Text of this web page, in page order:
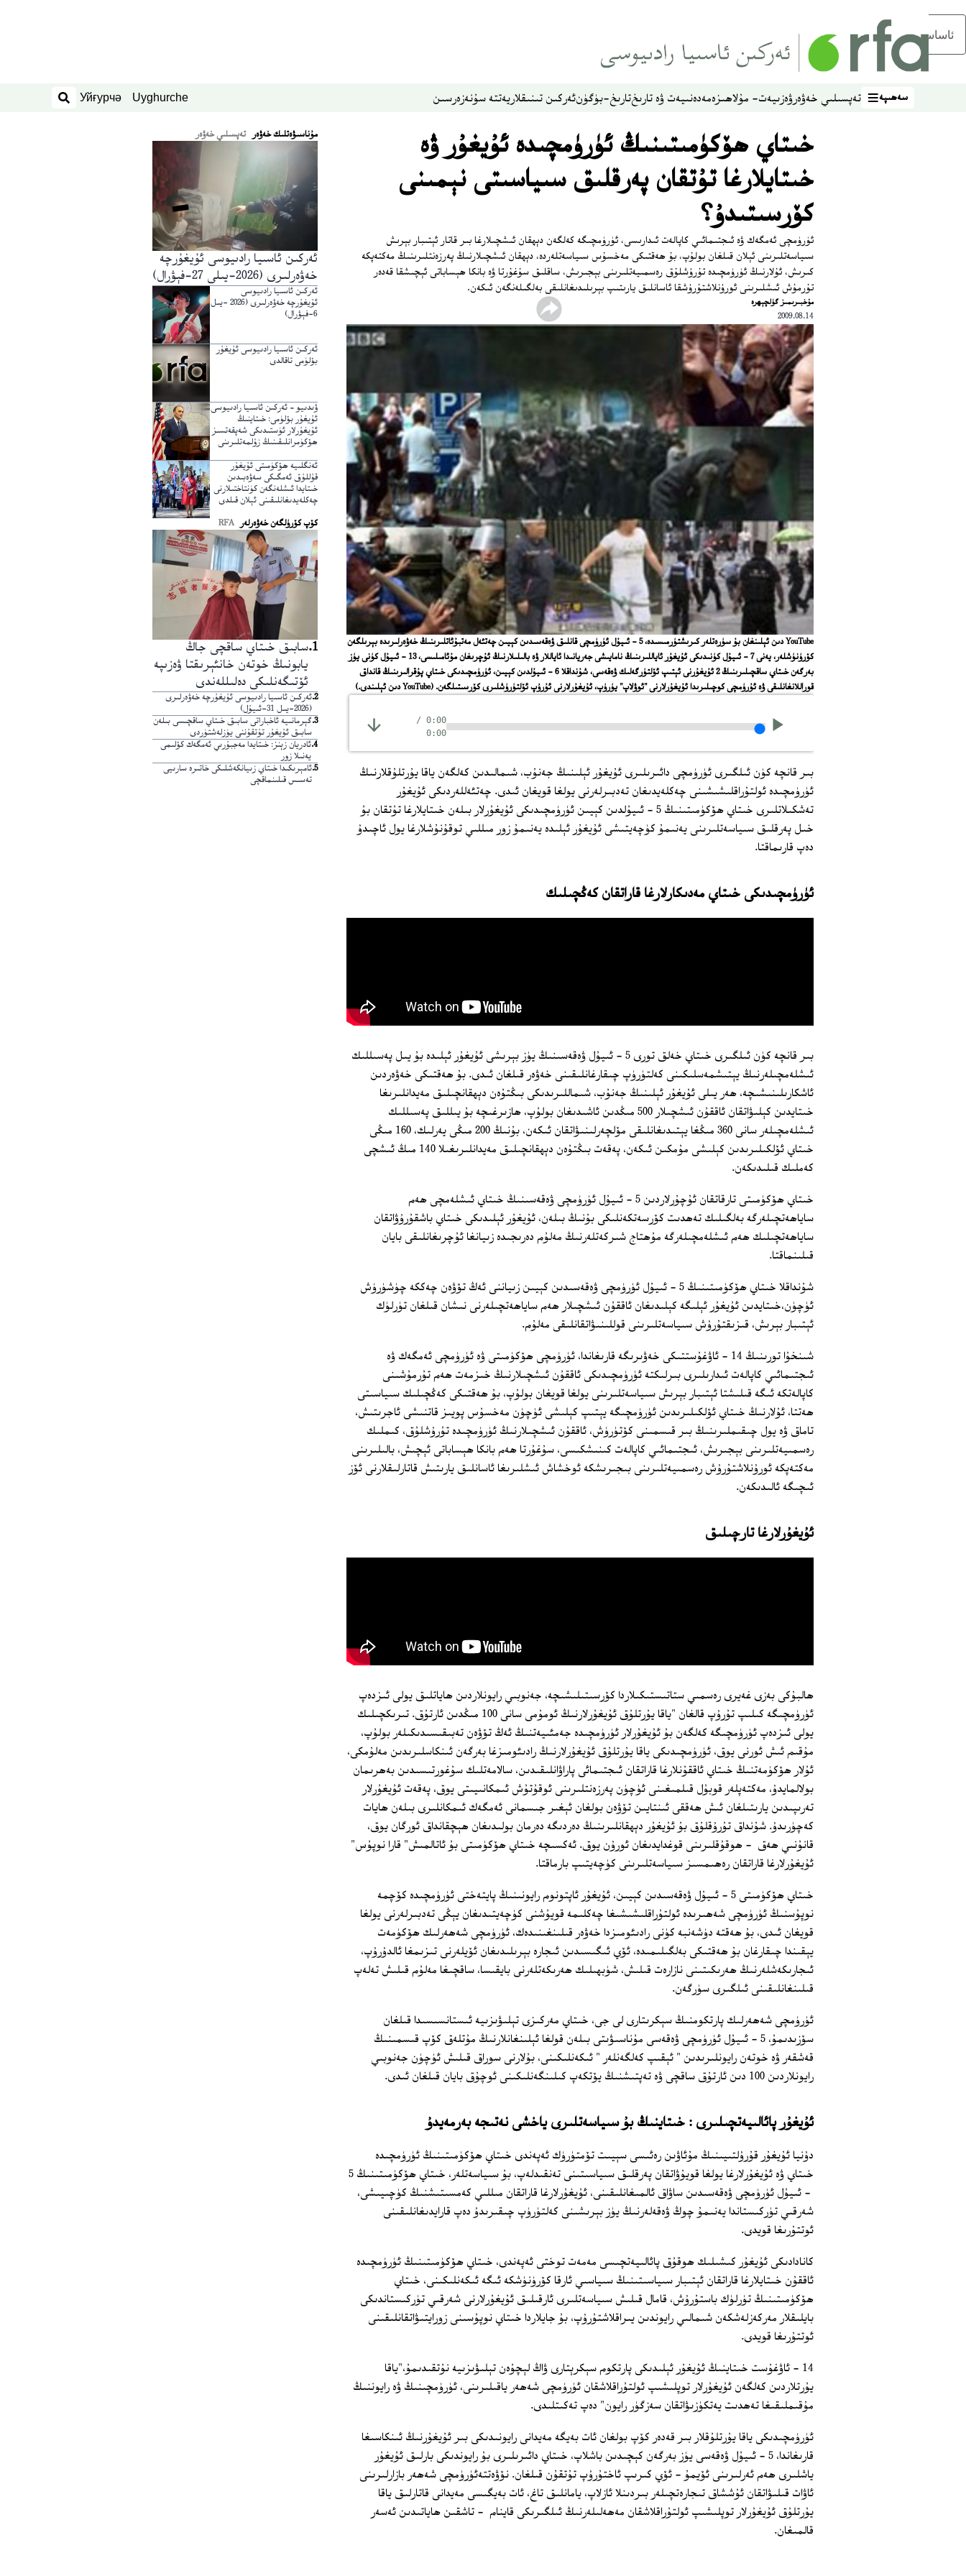
ئاساسلىق مەزمۇنغا ئاتلاڭ
سەھىپە
سەھىپە تەپسىلىي خەۋەرۋەزىيەت- مۇلاھىزەمەدەنىيەت ۋە تارىختارىخ-بۈگۈنئەركىن تىنىقلاريەتتە سۇنەزەرسىن Uyghurche
Уйғурчә
ئىزدەش
خىتاي ھۆكۈمىتىنىڭ ئۈرۈمچىدە ئۇيغۇر ۋە
خىتايلارغا تۇتقان پەرقلىق سىياسىتى نېمىنى
كۆرسىتىدۇ؟
ئۈرۈمچى ئەمگەك ۋە ئىجتىمائىي كاپالەت ئىدارىسى، ئۈرۈمچىگە كەلگەن دېھقان ئىشچىلارغا بىر قاتار ئېتىبار بېرىش
سىياسەتلىرىنى ئېلان قىلغان بولۇپ، بۇ ھەقتىكى مەخسۇس سىياسەتلەردە، دېھقان ئىشچىلارنىڭ پەرزەنتلىرىنىڭ مەكتەپكە
كىرىش، ئۇلارنىڭ ئۈرۈمچىدە تۇرۇشلۇق رەسمىيەتلىرىنى بېجىرىش، ساقلىق سۇغۇرتا ۋە بانكا ھېساباتى ئېچىشقا قەدەر
تۇرمۇش ئىشلىرىنى ئورۇنلاشتۇرۇشقا ئاسانلىق يارىتىپ بېرىلىدىغانلىقى بەلگىلەنگەن ئىكەن.
ﻣﯘﺧﺒﯩﺮﯨﻤﯩﺰ ﮔﯜﻟﭽﯧﻬﺮﻩ
2009.08.14
YouTube ﺩﯨﻦ ﺋﯧﻠﯩﻨﻐﺎﻥ ﺑﯘ ﺳﯜﺭﻩﺗﻠﻪﺭ ﻛﯩﺮﯨﺸﺘﯜﺭﻣﯩﺴﯩﺪﻩ، 5 - ﺋﯩﻴﯘﻝ ﺋﯜﺭﯛﻣﭽﻰ ﻗﺎﻧﻠﯩﻖ ﯞﻩﻗﻪﺳﯩﺪﯨﻦ ﻛﯧﻴﯩﻦ ﭼﻪﺗﺌﻪﻝ ﻣﻪﺗﺒﯘﺋﺎﺗﻠﯩﺮﯨﻨﯩﯔ ﺧﻪﯞﻩﺭﻟﯩﺮﯨﺪﻩ ﺑﯧﺮﯨﻠﮕﻪﻥ
ﻛﯚﺭﯛﻧﯜﺷﻠﻪﺭ، ﻳﻪﻧﻰ 7 - ﺋﯩﻴﯘﻝ ﻛﯜﻧﯩﺪﯨﻜﻰ ﺋﯘﻳﻐﯘﺭ ﺋﺎﻳﺎﻟﻠﯩﺮﯨﻨﯩﯔ ﻧﺎﻣﺎﻳﯩﺸﻰ ﺟﻪﺭﻳﺎﻧﯩﺪﺍ ﺋﺎﻳﺎﻟﻼﺭ ﯞﻩ ﺑﺎﻟﯩﻠﯩﻼﺭﻧﯩﯔ ﺋﯘﭼﺮﯨﻐﺎﻥ ﻣﯘﺋﺎﻣﯩﻠﯩﺴﻰ، 13 - ﺋﯩﻴﯘﻝ ﻛﯜﻧﻰ ﻳﯜﺯ
ﺑﻪﺭﮔﻪﻥ ﺧﯩﺘﺎﻱ ﺳﺎﻗﭽﯩﻠﯩﺮﯨﻨﯩﯔ 2 ﺋﯘﻳﻐﯘﺭﻧﻰ ﺋﯧﺘﯩﭗ ﺋﯚﻟﺘﯜﺭﮔﻪﻟﯩﻚ ﯞﻩﻗﻪﺳﻰ، ﺷﯘﻧﺪﺍﻗﻼ 6 - ﺋﯩﻴﯘﻟﺪﯨﻦ ﻛﯧﻴﯩﻦ، ﺋﯜﺭﯛﻣﭽﯩﺪﯨﻜﻰ ﺧﯩﺘﺎﻱ ﭘﯘﻗﺮﺍﻟﯩﺮﯨﻨﯩﯔ ﻗﺎﻧﺪﺍﻕ
ﻗﻮﺭﺍﻟﻼﻧﻐﺎﻧﻠﯩﻘﻰ ﯞﻩ ﺋﯘﺭﯛﻣﭽﻰ ﻛﻮﭼﯩﻠﯩﺮﯨﺪﺍ ﺋﯘﻳﻐﯘﺭﻻﺭﻧﻰ "ﺋﻮﯞﻻﭖ" ﻳﯜﺭﯛﭖ، ﺋﯘﻳﻐﯘﺭﻻﺭﻧﻰ ﺋﯘﺭﯗﭖ ﺋﯚﻟﺘﯜﺭﯛﺷﻠﯩﺮﻯ ﻛﯚﺭﺳﯩﺘﯩﻠﮕﻪﻥ. (YouTube ﺩﯨﻦ ﺋﯧﻠﯩﻨﺪﻯ.)
0:00
/
0:00
بىر قانچە كۈن ئىلگىرى ئۈرۈمچى دائىرىلىرى ئۇيغۇر ئېلىنىڭ جەنۇب، شىمالىدىن كەلگەن ياقا يۇرتلۇقلارنىڭ
ئۈرۈمچىدە ئولتۇراقلىشىشىنى چەكلەيدىغان تەدبىرلەرنى يولغا قويغان ئىدى. چەتئەللەردىكى ئۇيغۇر
تەشكىلاتلىرى خىتاي ھۆكۈمىتىنىڭ 5 - ئىيۇلدىن كېيىن ئۈرۈمچىدىكى ئۇيغۇرلار بىلەن خىتايلارغا تۇتقان بۇ
خىل پەرقلىق سىياسەتلىرىنى يەنىمۇ كۈچەيتىشى ئۇيغۇر ئېلىدە يەنىمۇ زور مىللىي توقۇنۇشلارغا يول ئاچىدۇ
دەپ قارىماقتا.
ئۈرۈمچىدىكى خىتاي مەدىكارلارغا قاراتقان كەڭچىلىك
بىر قانچە كۈن ئىلگىرى خىتاي خەلق تورى 5 - ئىيۇل ۋەقەسىنىڭ يۈز بېرىشى ئۇيغۇر ئېلىدە بۇ يىل پەسىللىك
ئىشلەمچىلەرنىڭ يېتىشمەسلىكىنى كەلتۈرۈپ چىقارغانلىقىنى خەۋەر قىلغان ئىدى. بۇ ھەقتىكى خەۋەردىن
ئاشكارىلىنىشىچە، ھەر يىلى ئۇيغۇر ئېلىنىڭ جەنۇب، شىماللىرىدىكى بىڭتۇەن دېھقانچىلىق مەيدانلىرىغا
خىتايدىن كېلىۋاتقان ئاققۇن ئىشچىلار 500 مىڭدىن ئاشىدىغان بولۇپ، ھازىرغىچە بۇ يىللىق پەسىللىك
ئىشلەمچىلەر سانى 360 مىڭغا يېتىدىغانلىقى مۆلچەرلىنىۋاتقان ئىكەن، بۇنىڭ 200 مىڭى يەرلىك، 160 مىڭى
خىتاي ئۆلكىلىرىدىن كېلىشى مۇمكىن ئىكەن، پەقەت بىڭتۇەن دېھقانچىلىق مەيدانلىرىغىلا 140 مىڭ ئىشچى
كەملىك قىلىدىكەن.
خىتاي ھۆكۈمىتى تارقاتقان ئۇچۇرلاردىن 5 - ئىيۇل ئۈرۈمچى ۋەقەسىنىڭ خىتاي ئىشلەمچى ھەم
ساياھەتچىلەرگە بەلگىلىك تەھدىت كۆرسەتكەنلىكى بۇنىڭ بىلەن، ئۇيغۇر ئېلىدىكى خىتاي باشقۇرۇۋاتقان
ساياھەتچىلىك ھەم ئىشلەمچىلەرگە مۇھتاج شىركەتلەرنىڭ مەلۇم دەرىجىدە زىيانغا ئۇچرىغانلىقى بايان
قىلىنماقتا.
شۇنداقلا خىتاي ھۆكۈمىتىنىڭ 5 - ئىيۇل ئۈرۈمچى ۋەقەسىدىن كېيىن زىياننى ئەڭ تۆۋەن چەككە چۈشۈرۈش
ئۈچۈن،خىتايدىن ئۇيغۇر ئېلىگە كېلىدىغان ئاققۇن ئىشچىلار ھەم ساياھەتچىلەرنى نىشان قىلغان تۈرلۈك
ئېتىبار بېرىش، قىزىقتۇرۇش سىياسەتلىرىنى قوللىنىۋاتقانلىقى مەلۇم.
شىنخۇا تورىنىڭ 14 - ئاۋغۇستتىكى خەۋىرىگە قارىغاندا، ئۈرۈمچى ھۆكۈمىتى ۋە ئۈرۈمچى ئەمگەك ۋە
ئىجتىمائىي كاپالەت ئىدارىلىرى بىرلىكتە ئۈرۈمچىدىكى ئاققۇن ئىشچىلارنىڭ خىزمەت ھەم تۇرمۇشىنى
كاپالەتكە ئىگە قىلىشتا ئېتىبار بېرىش سىياسەتلىرىنى يولغا قويغان بولۇپ، بۇ ھەقتىكى كەڭچىلىك سىياسىتى
ھەتتا، ئۇلارنىڭ خىتاي ئۆلكىلىرىدىن ئۈرۈمچىگە يېتىپ كېلىشى ئۈچۈن مەخسۇس پويىز قاتنىشى ئاجرىتىش،
تاماق ۋە يول چىقىملىرىنىڭ بىر قىسمىنى كۆتۈرۈش، ئاققۇن ئىشچىلارنىڭ ئۈرۈمچىدە تۇرۇشلۇق، كىملىك
رەسمىيەتلىرىنى بېجىرىش، ئىجتىمائىي كاپالەت كىنىشكىسى، سۇغۇرتا ھەم بانكا ھېساباتى ئېچىش، بالىلىرىنى
مەكتەپكە ئورۇنلاشتۇرۇش رەسمىيەتلىرىنى بىجىرىشكە ئوخشاش ئىشلىرىغا ئاسانلىق يارىتىش قاتارلىقلارنى ئۆز
ئىچىگە ئالىدىكەن.
ئۇيغۇرلارغا تارچىلىق
ھالبۇكى بەزى غەيرى رەسمىي ستاتىستىكىلاردا كۆرسىتىلىشىچە، جەنوبىي رايونلاردىن ھاياتلىق يولى ئىزدەپ
ئۈرۈمچىگە كىلىپ تۇرۇپ قالغان "ياقا يۇرتلۇق ئۇيغۇرلارنىڭ ئومۇمى سانى 100 مىڭدىن ئارتۇق. تىرىكچىلىك
يولى ئىزدەپ ئۈرۈمچىگە كەلگەن بۇ ئۇيغۇرلار ئۈرۈمچىدە جەمئىيەتنىڭ ئەڭ تۆۋەن تەبىقىسىدىكىلەر بولۇپ،
مۇقىم ئىش ئورنى يوق، ئۈرۈمچىدىكى ياقا يۇرتلۇق ئۇيغۇرلارنىڭ رادىئومىزغا بەرگەن ئىنكاسلىرىدىن مەلۇمكى،
ئۇلار ھۆكۈمەتنىڭ خىتاي ئاققۇنلارغا قاراتقان ئىجتىمائى پاراۋانلىقىدىن، سالامەتلىك سۇغورتىسىدىن بەھرىمان
بولالمايدۇ، مەكتەپلەر قوبۇل قىلمىغىنى ئۈچۈن پەرزەنتلىرىنى ئوقۇتۇش ئىمكانىيىتى يوق، پەقەت ئۇيغۇرلار
تەرىپىدىن يارىتىلغان ئىش ھەققى ئىنتايىن تۆۋەن بولغان ئېغىر جىسمانى ئەمگەك ئىمكانلىرى بىلەن ھايات
كەچۈرىدۇ. شۇنداق تۇرۇقلۇق بۇ ئۇيغۇر دېھقانلىرىنىڭ دەردىگە دەرمان بولىدىغان ھېچقانداق ئورگان يوق،
قانۇنىي ھەق ‏ - ھوقۇقلىرىنى قوغدايدىغان ئورۇن يوق. ئەكسىچە خىتاي ھۆكۈمىتى بۇ ئاتالمىش" قارا نوپۇس"
ئۇيغۇرلارغا قاراتقان رەھىمسىز سىياسەتلىرىنى كۈچەيتىپ بارماقتا.
خىتاي ھۆكۈمىتى 5 - ئىيۇل ۋەقەسىدىن كېيىن، ئۇيغۇر ئاپتونوم رايونىنىڭ پايتەختى ئۈرۈمچىدە كۆچمە
نوپۇسنىڭ ئۈرۈمچى شەھىرىدە ئولتۇراقلىشىشىغا چەكلىمە قويۇشنى كۈچەيتىدىغان يېڭى تەدبىرلەرنى يولغا
قويغان ئىدى، بۇ ھەقتە دۈشەنبە كۈنى رادىئومىزدا خەۋەر قىلىنغىنىدەك، ئۈرۈمچى شەھەرلىك ھۆكۈمەت
يېقىندا چىقارغان بۇ ھەقتىكى بەلگىلىمىدە، ئۆي ئىگىسىدىن ئىجارە بېرىلىدىغان ئۆيلەرنى تىزىمغا ئالدۇرۇپ،
ئىجارىكەشلەرنىڭ ھەرىكىتىنى نازارەت قىلىش، شۈبھىلىك ھەرىكەتلەرنى بايقىسا، ساقچىغا مەلۇم قىلىش تەلەپ
قىلىنغانلىقىنى ئىلگىرى سۈرگەن.
ئۈرۈمچى شەھەرلىك پارتكومنىڭ سېكرىتارى لى جى، خىتاي مەركىزى تېلىۋىزىيە ئىستانسىسىدا قىلغان
سۆزىدىمۇ، 5 - ئىيۇل ئۈرۈمچى ۋەقەسى مۇناسىۋىتى بىلەن قولغا ئېلىنغانلارنىڭ مۇتلەق كۆپ قىسمىنىڭ
قەشقەر ۋە خوتەن رايونلىرىدىن " ئېقىپ كەلگەنلەر " ئىكەنلىكىنى، بۇلارنى سوراق قىلىش ئۈچۈن جەنوبىي
رايونلاردىن 100 دىن ئارتۇق ساقچى ۋە تەپتىشنىڭ يۆتكەپ كىلىنگەنلىكىنى ئوچۇق بايان قىلغان ئىدى.
ئۇيغۇر پائالىيەتچىلىرى : خىتاينىڭ بۇ سىياسەتلىرى ياخشى نەتىجە بەرمەيدۇ
دۇنيا ئۇيغۇر قۇرۇلتىيىنىڭ مۇئاۋىن رەئىسى سېيىت تۆمتۈرۈك ئەپەندى خىتاي ھۆكۈمىتىنىڭ ئۈرۈمچىدە
خىتاي ۋە ئۇيغۇرلارغا يولغا قويۇۋاتقان پەرقلىق سىياسىتىنى تەنقىدلەپ، بۇ سىياسەتلەر، خىتاي ھۆكۈمىتىنىڭ 5
‏ - ئىيۇل ئۈرۈمچى ۋەقەسىدىن ساۋاق ئالمىغانلىقىنى، ئۇيغۇرلارغا قاراتقان مىللىي كەمسىتىشنىڭ كۈچىيىشى،
شەرقىي تۈركىستاندا يەنىمۇ چوڭ ۋەقەلەرنىڭ يۈز بېرىشىنى كەلتۈرۈپ چىقىرىدۇ دەپ قارايدىغانلىقىنى
ئوتتۇرىغا قويدى.
كانادادىكى ئۇيغۇر كىشىلىك ھوقۇق پائالىيەتچىسى مەمەت توختى ئەپەندى، خىتاي ھۆكۈمىتىنىڭ ئۈرۈمچىدە
ئاققۇن خىتايلارغا قاراتقان ئېتىبار سىياسىتىنىڭ سىياسىي ئارقا كۆرۈنۈشكە ئىگە ئىكەنلىكىنى، خىتاي
ھۆكۈمىتىنىڭ تۈرلۈك باستۇرۇش، قامال قىلىش سىياسەتلىرى ئارقىلىق ئۇيغۇرلارنى شەرقىي تۈركىستاندىكى
بايلىقلار مەركەزلەشكەن شىمالىي رايوندىن يىراقلاشتۇرۇپ، بۇ جايلاردا خىتاي نوپۇسىنى زورايتىۋاتقانلىقىنى
ئوتتۇرىغا قويدى.
14 - ئاۋغۇست خىتاينىڭ ئۇيغۇر ئېلىدىكى پارتكوم سېكرېتارى ۋاڭ لېچۇەن تېلىۋىزىيە نۇتقىدىمۇ،"ياقا
يۇرتلاردىن كەلگەن ئۇيغۇرلار توپلىشىپ ئولتۇراقلاشقان ئۈرۈمچى شەھەر ياقىلىرىنى، ئۈرۈمچىنىڭ ۋە رايوننىڭ
مۇقىملىقىغا تەھدىت يەتكۈزىۋاتقان سەزگۈر رايون" دەپ تەكىتلىدى.
ئۈرۈمچىدىكى ياقا يۇرتلۇقلار بىر قەدەر كۆپ بولغان ئات بەيگە مەيدانى رايونىدىكى بىر ئۇيغۇرنىڭ ئىنكاسىغا
قارىغاندا، 5 - ئىيۇل ۋەقەسى يۈز بەرگەن كېچىدىن باشلاپ، خىتاي دائىرىلىرى بۇ رايوندىكى بارلىق ئۇيغۇر
ياشلىرى ھەم ئەرلىرىنى ئۆيمۇ ‏- ئۆي كىرىپ ئاختۇرۇپ تۇتقۇن قىلغان. نۆۋەتتەئۈرۈمچى شەھەر بازارلىرىنى
ئاۋات قىلىۋاتقان ئۇششاق تىجارەتچىلەر بىردىنلا ئازلاپ، يامانلىق تاغ، ئات بەيگىسى مەيدانى قاتارلىق ياقا
يۇرتلۇق ئۇيغۇرلار توپلىشىپ ئولتۇراقلاشقان مەھەلىلەرنىڭ ئىلگىرىكى قاينام ‏ - تاشقىن ھاياتىدىن ئەسەر
قالمىغان.
ﻣﯘﻧﺎﺳﯩﯟﻩﺗﻠﯩﻚ ﺧﻪﯞﻩﺭ تەپسىلىي خەۋەر
ئەركىن ئاسىيا رادىيوسى ئۇيغۇرچە
خەۋەرلىرى (2026-يىلى 27-فېۋرال)
ئەركىن ئاسىيا رادىيوسى
ئۇيغۇرچە خەۋەرلىرى (2026 -يىل
6-فېۋرال)
ئەركىن ئاسىيا رادىيوسى ئۇيغۇر
بۆلۈمى تاقالدى
ۋىدىيو – ئەركىن ئاسىيا رادىيوسى
ئۇيغۇر بۆلۈمى: خىتاينىڭ
ئۇيغۇرلار ئۈستىدىكى شەپقەتسىز
ھۆكۈمرانلىقىنىڭ زۇلمەتلىرىنى
ئەنگلىيە ھۆكۈمىتى ئۇيغۇر
قۇللۇق ئەمگىكى سەۋەبىدىن
خىتايدا ئىشلەنگەن كۈنتاختىلارنى
چەكلەيدىغانلىقىنى ئېلان قىلدى
كۆپ كۆرۈلگەن خەۋەرلەر
RFA
1
.سابىق خىتاي ساقچى جاڭ
يابونىڭ خوتەن خانئېرىقتا ۋەزىپە
ئۆتىگەنلىكى دەلىللەندى
2
.ئەركىن ئاسىيا رادىيوسى ئۇيغۇرچە خەۋەرلىرى
(2026-يىل 31-ئىيۇل)
3
.گېرمانىيە ئاخباراتى سابىق خىتاي ساقچىسى بىلەن
سابىق ئۇيغۇر تۇتقۇننى يۈزلەشتۈردى
4
.ئادريان زېنز: خىتايدا مەجبۇرىي ئەمگەك كۆلىمى
يەنىلا زور
5
.ئامېرىكىدا خىتاي زىيانكەشلىكى خاتىرە سارىيى
تەسىس قىلىنماقچى